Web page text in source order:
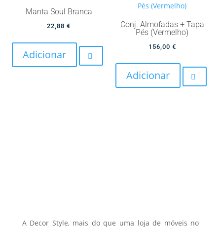
Manta Soul Branca
22,88€
Adicionar
Conj. Almofadas + Tapa
Pés (Vermelho)
156,00 €
Adicionar
A Decor Style, mais do que uma loja de móveis no